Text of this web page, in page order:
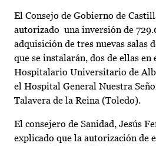
El Consejo de Gobierno de
autorizado una inversión de
adquisición de tres nuevas salas
que se instalarán, dos de ellas en
Hospitalario Universitario de
el Hospital General Nuestra
Talavera de la Reina (Toledo).
El consejero de Sanidad, Jesús
explicado que la autorización de